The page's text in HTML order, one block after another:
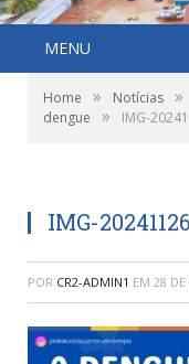
MENU
Home » Notícias »
dengue
» IMG-
IMG-
POR CR2-ADMIN1 EM 28